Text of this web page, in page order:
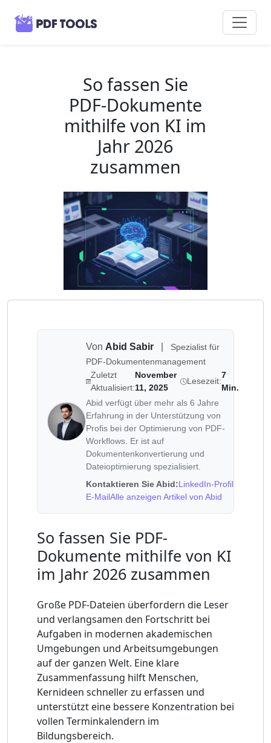
So fassen Sie
PDF-Dokumente
mithilfe von KI im
Jahr 2026
zusammen
Von Abid Sabir
Spezialist für
PDF-Dokumentenmanagement
Zuletzt
Aktualisiert:
November
11, 2025
Lesezeit:
7
Min.
Abid verfügt über mehr als 6 Jahre
Erfahrung in der Unterstützung von
Profis bei der Optimierung von PDF-
Workflows. Er ist auf
Dokumentenkonvertierung und
Dateioptimierung spezialisiert.
Kontaktieren Sie Abid:LinkedIn-Profil
E-MailAlle anzeigen Artikel von Abid
So fassen Sie PDF-
Dokumente mithilfe von KI
im Jahr 2026 zusammen
Große PDF-Dateien überfordern die Leser
und verlangsamen den Fortschritt bei
Aufgaben in modernen akademischen
Umgebungen und Arbeitsumgebungen
auf der ganzen Welt. Eine klare
Zusammenfassung hilft Menschen,
Kernideen schneller zu erfassen und
unterstützt eine bessere Konzentration bei
vollen Terminkalendern im
Bildungsbereich.